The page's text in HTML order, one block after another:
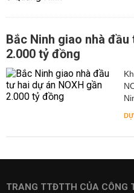
Bắc Ninh giao nhà đầu
2.000 tỷ đồng
TRANG TTĐTTH CỦA CÔNG